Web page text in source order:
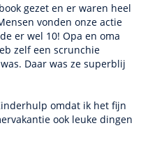
gezet en er waren heel
vonden onze actie
er wel 10! Opa en oma
zelf een scrunchie
Daar was ze superblij
omdat ik het fijn
ook leuke dingen